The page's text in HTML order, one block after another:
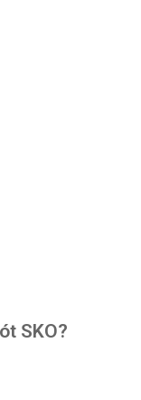
SKO?